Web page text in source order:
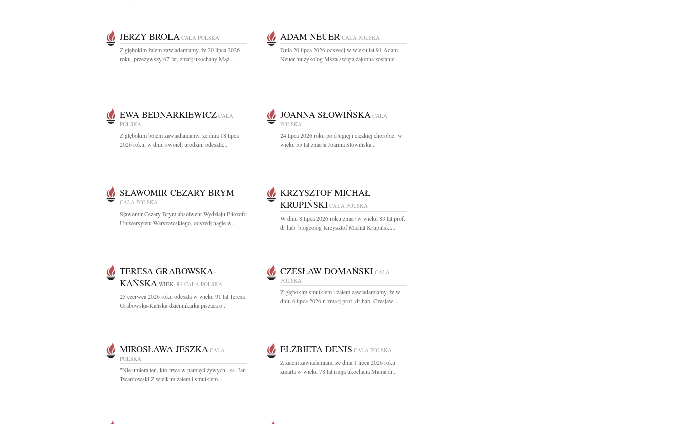
JERZY BROLA CAŁA POLSKA
Z głębokim żalem zawiadamiamy, że 20 lipca 2026
roku, przeżywszy 67 lat, zmarł ukochany Mąż,...
ADAM NEUER CAŁA POLSKA
Dnia 20 lipca 2026 odszedł w wieku lat 91 Adam
Neuer muzykolog Msza święta żałobna zostanie...
EWA BEDNARKIEWICZ CAŁA
POLSKA
Z głębokim bólem zawiadamiamy, że dnia 18 lipca
2026 roku, w dniu swoich urodzin, odeszła...
JOANNA SŁOWIŃSKA CAŁA
POLSKA
24 lipca 2026 roku po długiej i ciężkiej chorobie w
wieku 55 lat zmarła Joanna Słowińska...
SŁAWOMIR CEZARY BRYM
CAŁA POLSKA
Sławomir Cezary Brym absolwent Wydziału Filozofii
Uniwersytetu Warszawskiego, odszedł nagle w...
KRZYSZTOF MICHAŁ
KRUPIŃSKI CAŁA POLSKA
W dniu 8 lipca 2026 roku zmarł w wieku 83 lat prof.
dr hab. biogeolog Krzysztof Michał Krupiński...
TERESA GRABOWSKA-
KAŃSKA WIEK: 91 CAŁA POLSKA
25 czerwca 2026 roku odeszła w wieku 91 lat Teresa
Grabowska-Kańska dziennikarka pisząca o...
CZESŁAW DOMAŃSKI CAŁA
POLSKA
Z głębokim smutkiem i żalem zawiadamiamy, że w
dniu 6 lipca 2026 r. zmarł prof. dr hab. Czesław...
MIROSŁAWA JESZKA CAŁA
POLSKA
"Nie umiera ten, kto trwa w pamięci żywych" ks. Jan
Twardowski Z wielkim żalem i smutkiem...
ELŻBIETA DENIS CAŁA POLSKA
Z żalem zawiadamiam, że dnia 1 lipca 2026 roku
zmarła w wieku 78 lat moja ukochana Mama dr...